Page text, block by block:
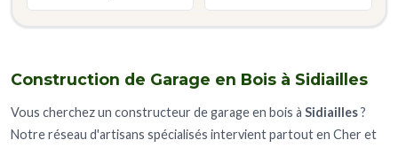
Construction de Garage en Bois à Sidiailles
Vous cherchez un constructeur de garage en bois à Sidiailles?
Notre réseau d'artisans spécialisés intervient partout en Cher et